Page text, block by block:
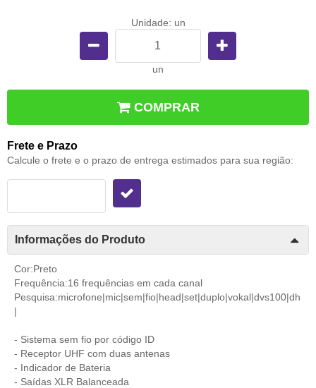
Unidade: un
un
COMPRAR
Frete e Prazo
Calcule o frete e o prazo de entrega estimados para sua região:
Informações do Produto
Cor:Preto
Frequência:16 frequências em cada canal
Pesquisa:microfone|mic|sem|fio|head|set|duplo|vokal|dvs100|dh
|
- Sistema sem fio por código ID
- Receptor UHF com duas antenas
- Indicador de Bateria
- Saídas XLR Balanceada